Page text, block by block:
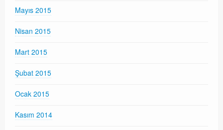
Mayıs 2015
Nisan 2015
Mart 2015
Şubat 2015
Ocak 2015
Kasım 2014